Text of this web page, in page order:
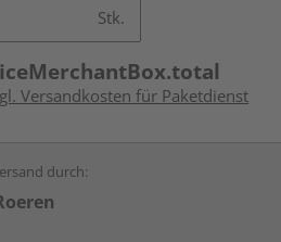
Stk.
Versandkosten für Paketdienst
durch: